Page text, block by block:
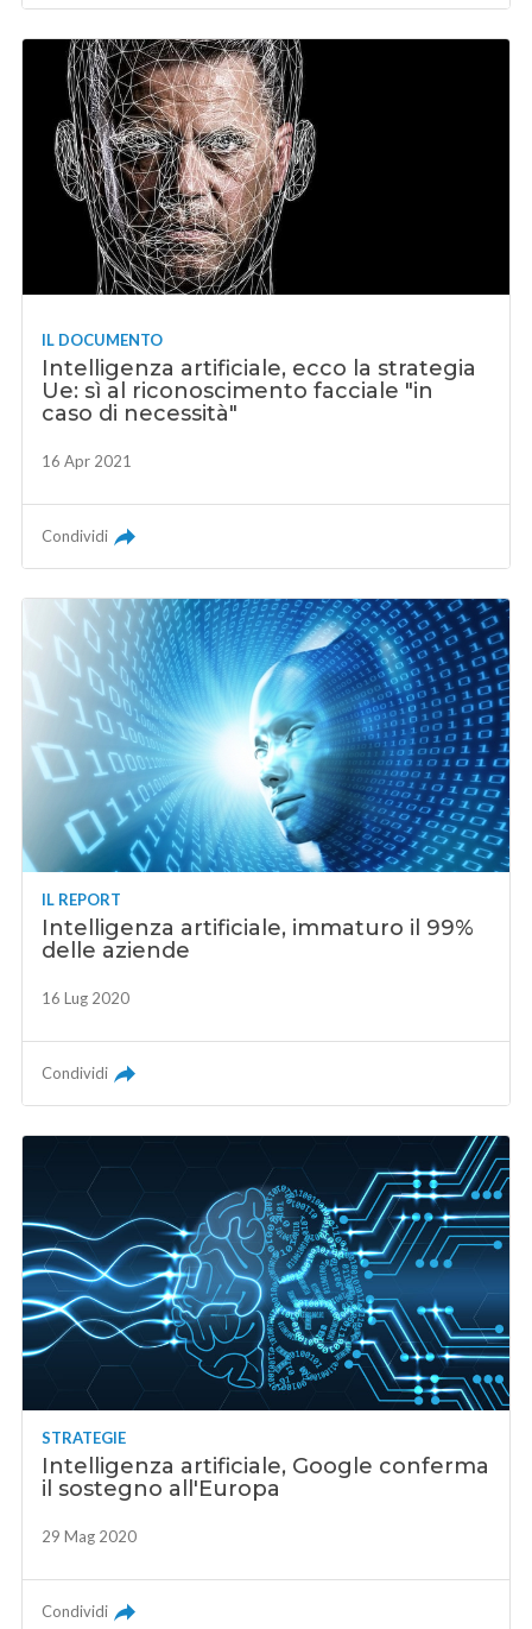
IL DOCUMENTO
Intelligenza artificiale, ecco la strategia
Ue: sì al riconoscimento facciale "in
caso di necessità"
16 Apr 2021
Condividi
IL REPORT
Intelligenza artificiale, immaturo il 99%
delle aziende
16 Lug 2020
Condividi
STRATEGIE
Intelligenza artificiale, Google conferma
il sostegno all'Europa
29 Mag 2020
Condividi